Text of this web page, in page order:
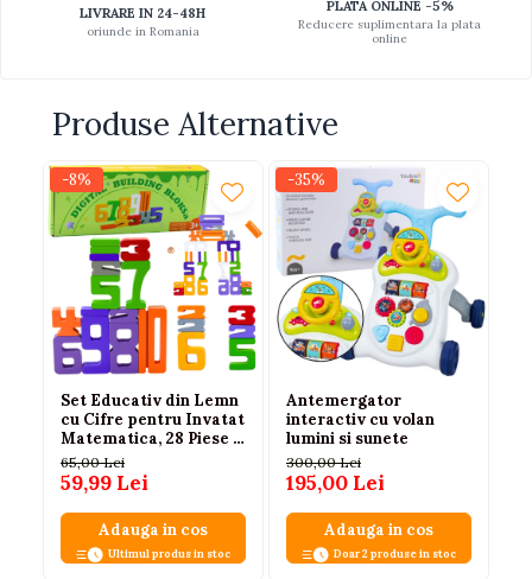
LIVRARE IN 24-48H
oriunde in Romania
PLATA ONLINE -5%
Reducere suplimentara la plata
online
Produse Alternative
-8%
Set Educativ din Lemn
cu Cifre pentru Invatat
Matematica, 28 Piese +
2 Zaruri
65,00 Lei
59,99 Lei
Adauga in cos
Ultimul produs in stoc
-35%
Antemergator
interactiv cu volan
lumini si sunete
300,00 Lei
195,00 Lei
Adauga in cos
Doar 2 produse in stoc